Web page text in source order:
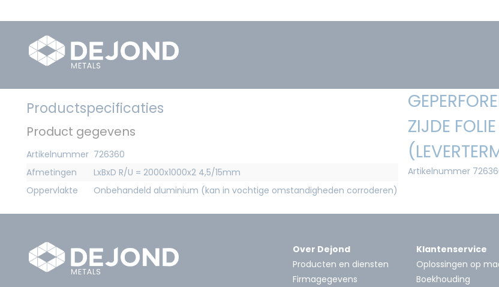
Productspecificaties
Product gegevens
Artikelnummer 726360
Afmetingen
LxBxD R/U = 2000x1000x2 4,5/15mm
Oppervlakte
Onbehandeld aluminium (kan in vochtige omstandigheden corroderen)
ZIJDE
Artikelnummer
Over Dejond
Producten en diensten
Firmagegevens
Klantenservice
Oplossingen op
Boekhouding